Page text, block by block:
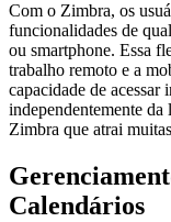
Com o Zimbra, os
funcionalidades de
ou smartphone. Essa
trabalho remoto e a
capacidade de
independentemente da
Zimbra que atrai
Calendários